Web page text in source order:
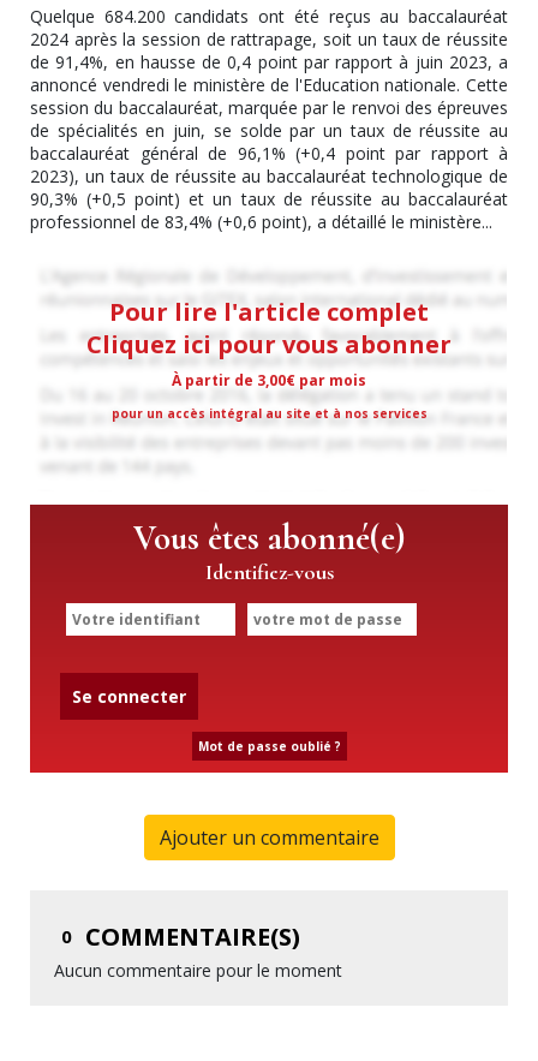
Quelque 684.200 candidats ont été reçus au baccalauréat
2024 après la session de rattrapage, soit un taux de réussite
de 91,4%, en hausse de 0,4 point par rapport à juin 2023, a
annoncé vendredi le ministère de l'Education nationale. Cette
session du baccalauréat, marquée par le renvoi des épreuves
de spécialités en juin, se solde par un taux de réussite au
baccalauréat général de 96,1% (+0,4 point par rapport à
2023), un taux de réussite au baccalauréat technologique de
90,3% (+0,5 point) et un taux de réussite au baccalauréat
professionnel de 83,4% (+0,6 point), a détaillé le ministère...
Pour lire l'article complet
Cliquez ici pour vous abonner
À partir de 3,00€ par mois
pour un accès intégral au site et à nos services
Vous êtes abonné(e)
Identifiez-vous
Se connecter
Mot de passe oublié ?
Ajouter un commentaire
0 COMMENTAIRE(S)
Aucun commentaire pour le moment